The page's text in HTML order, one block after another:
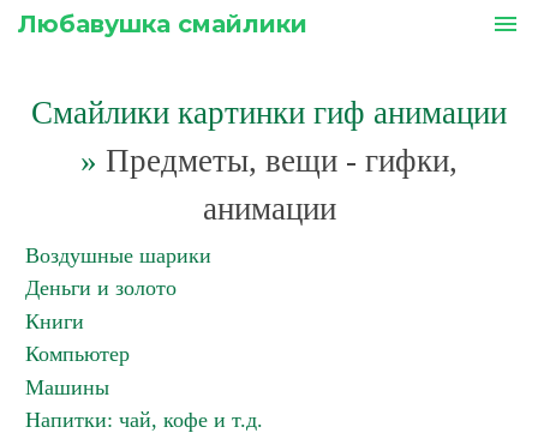
Любавушка смайлики menu
Смайлики картинки гиф анимации
» Предметы, вещи - гифки,
анимации
Воздушные шарики
Деньги и золото
Книги
Компьютер
Машины
Напитки: чай, кофе и т.д.